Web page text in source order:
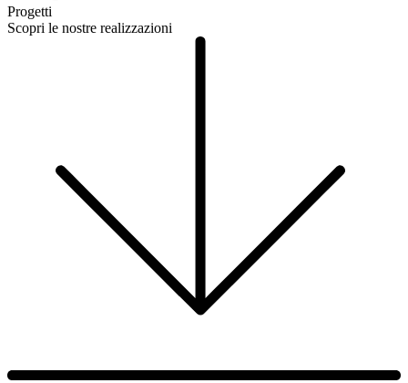
Progetti
Scopri le nostre realizzazioni